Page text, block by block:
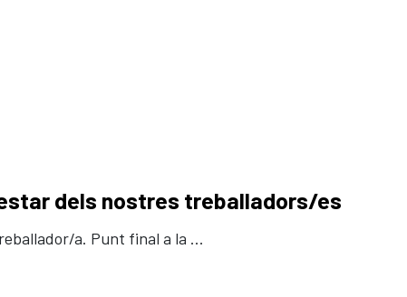
dels nostres treballadors/es
a. Punt final a la ...